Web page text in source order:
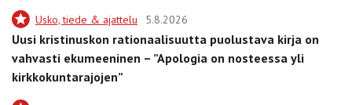
Usko, tiede & ajattelu 5.8.2026
Uusi kristinuskon rationaalisuutta puolustava kirja on
vahvasti ekumeeninen – ”Apologia on nosteessa yli
kirkkokuntarajojen”